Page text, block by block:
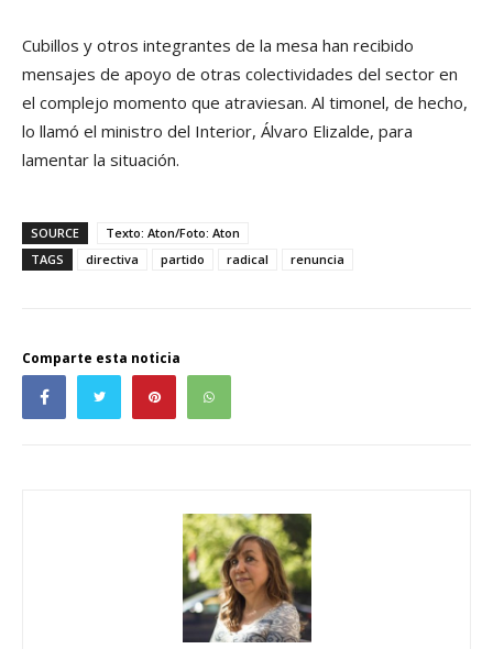
Cubillos y otros integrantes de la mesa han recibido
mensajes de apoyo de otras colectividades del sector en
el complejo momento que atraviesan. Al timonel, de hecho,
lo llamó el ministro del Interior, Álvaro Elizalde, para
lamentar la situación.
SOURCE
Texto: Aton/Foto: Aton
TAGS
directiva partido radical renuncia
Comparte esta noticia